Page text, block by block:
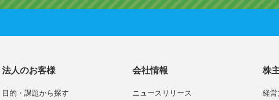
法人のお客様
目的・課題から探す
会社情報
ニュースリリース
株
経